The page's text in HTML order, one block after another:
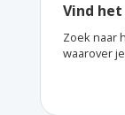
Vind
Zoek naar
waarover